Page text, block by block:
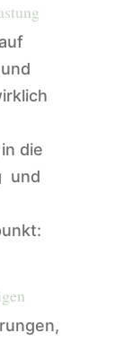
die
und